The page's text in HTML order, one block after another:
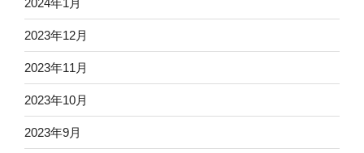
2023年12月
2023年11月
2023年10月
2023年9月